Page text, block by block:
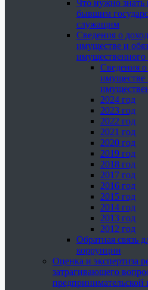
Что нужно знать
бывшим
служащим
Сведения о
имуществе и
имущественного
Сведения о
имуществе
2024 год
2023 год
2022 год
2021 год
2020 год
2019 год
2018 год
2017 год
2016 год
2015 год
2014 год
2013 год
2012 год
Обратная связь
коррупции
Оценка и экспертиза
затрагивающего